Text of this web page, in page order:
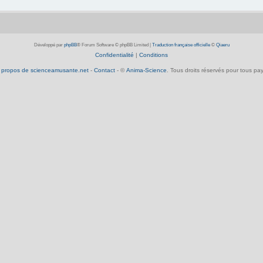
Développé par phpBB® Forum Software © phpBB Limited Traduction française officielle© Qiaeru
Confidentialité | Conditions
propos de scienceamusante.net- Contact- © Anima-Science . Tous droits réservés pour tous